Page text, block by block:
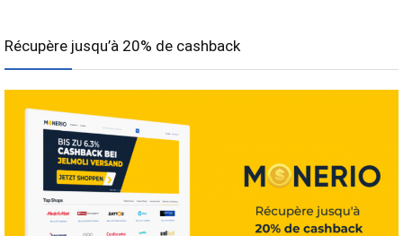
Récupère jusqu’à 20% de cashback